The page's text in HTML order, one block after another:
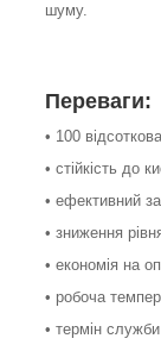
шуму.
Переваги:
• 100
• стійкість до
• ефективний
• зниження
• економія на
• робоча
• термін